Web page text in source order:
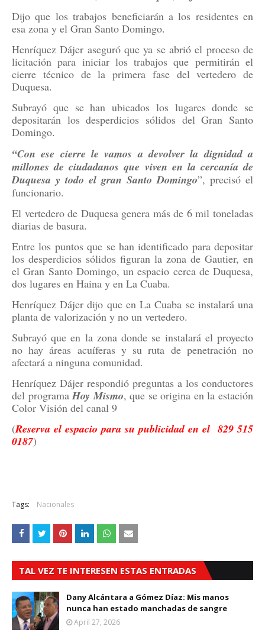
Dijo que los trabajos beneficiarán a los residentes en
esa zona y el Gran Santo Domingo.
Henríquez Dájer aseguró que ya se abrió el proceso de
licitación para iniciar los trabajos que permitirán el
cierre técnico de la primera fase del vertedero de
Duquesa.
Subrayó que se han ubicados los lugares donde se
depositarán los desperdicios sólidos del Gran Santo
Domingo.
“Con ese cierre le vamos a devolver la dignidad a
millones de ciudadanos que viven en la cercanía de
Duquesa y todo el gran Santo Domingo”, precisó el
funcionario.
El vertedero de Duquesa genera más de 6 mil toneladas
diarias de basura.
Entre los puntos que se han identificado para depositar
los desperdicios sólidos figuran la zona de Gautier, en
el Gran Santo Domingo, un espacio cerca de Duquesa,
dos lugares en Haina y en La Cuaba.
Henríquez Dájer dijo que en La Cuaba se instalará una
planta de valorización y no un vertedero.
Subrayó que en la zona donde se instalará el proyecto
no hay áreas acuíferas y su ruta de penetración no
afectará a ninguna comunidad.
Henríquez Dájer respondió preguntas a los conductores
del programaHoy Mismo, que se origina en la estación
Color Visión del canal 9
(Reserva el espacio para su publicidad en el 829 515
0187)
Tags: Nacionales
TAL VEZ TE INTERESEN ESTAS ENTRADAS
Dany Alcántara a Gómez Díaz: Mis manos
nunca han estado manchadas de sangre
April 27, 2026